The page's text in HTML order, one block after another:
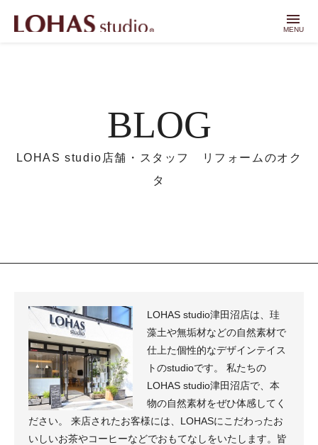
menu
MENU
BLOG
LOHAS studio店舗・スタッフ リフォームのオク
タ
LOHAS studio津田沼店は、珪
藻土や無垢材などの自然素材で
仕上た個性的なデザインテイス
トのstudioです。 私たちの
LOHAS studio津田沼店で、本
物の自然素材をぜひ体感してく
ださい。 来店されたお客様には、LOHASにこだわったお
いしいお茶やコーヒーなどでおもてなしをいたします。皆